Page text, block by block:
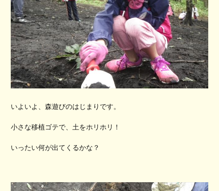
いよいよ、森遊びのはじまりです。
小さな移植ゴテで、土をホリホリ！
いったい何が出てくるかな？